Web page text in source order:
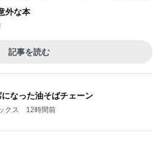
外な本
記事を読む
なった油そばチェーン
クス 12時間前